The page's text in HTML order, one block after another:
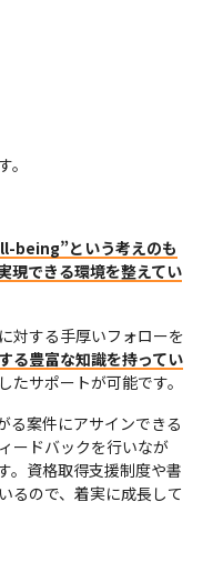
being”という考えのも
現できる環境を整えてい
対する手厚いフォローを
る豊富な知識を持ってい
たサポートが可能です。
る案件にアサインできる
ードバックを行いなが
。資格取得支援制度や書
るので、着実に成長して